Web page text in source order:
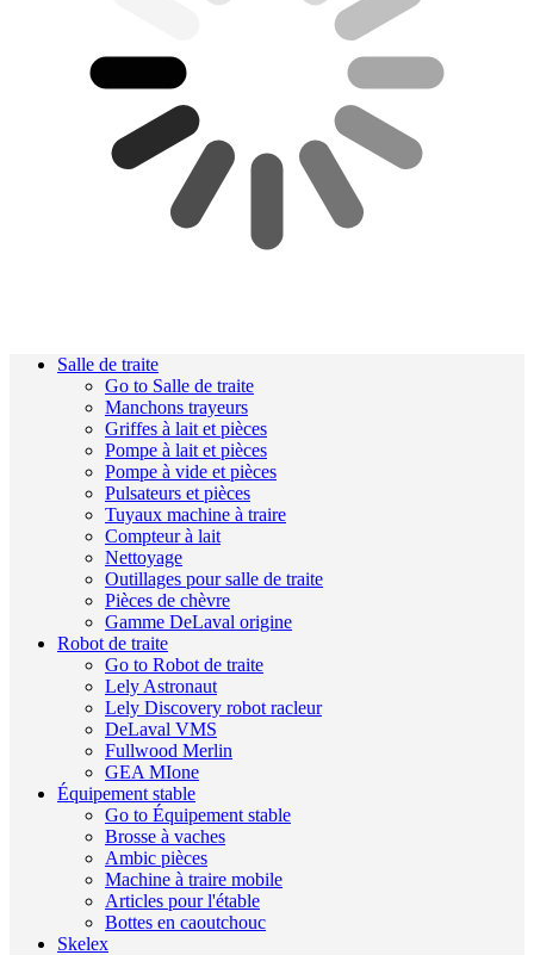
Salle de traite
Go to Salle de traite
Manchons trayeurs
Griffes à lait et pièces
Pompe à lait et pièces
Pompe à vide et pièces
Pulsateurs et pièces
Tuyaux machine à traire
Compteur à lait
Nettoyage
Outillages pour salle de traite
Pièces de chèvre
Gamme DeLaval origine
Robot de traite
Go to Robot de traite
Lely Astronaut
Lely Discovery robot racleur
DeLaval VMS
Fullwood Merlin
GEA MIone
Équipement stable
Go to Équipement stable
Brosse à vaches
Ambic pièces
Machine à traire mobile
Articles pour l'étable
Bottes en caoutchouc
Skelex